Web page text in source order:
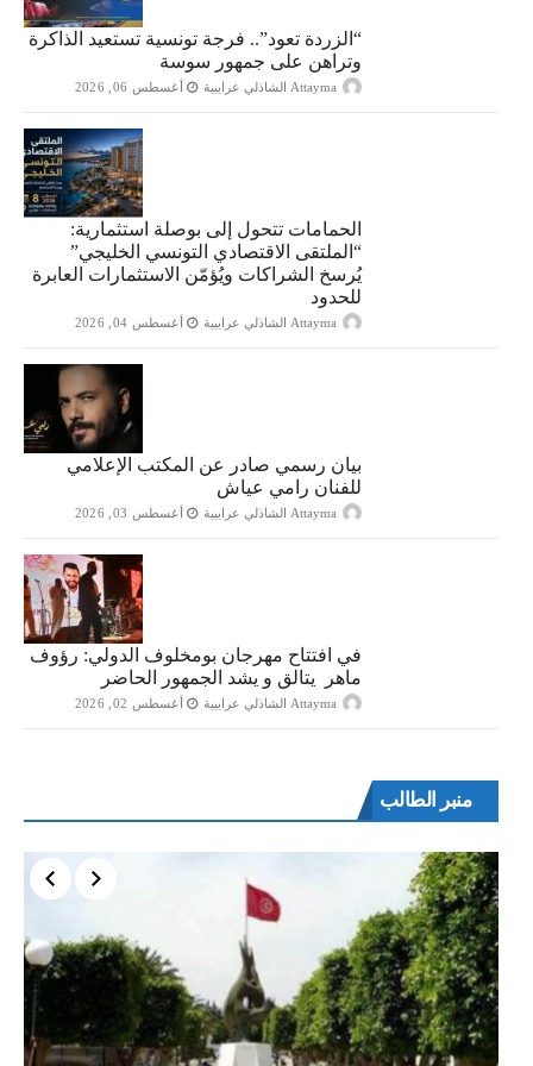
“الزردة تعود”.. فرجة تونسية تستعيد الذاكرة
وتراهن على جمهور سوسة
Attayma الشاذلي عرايبية أغسطس 06, 2026
الحمامات تتحول إلى بوصلة استثمارية:
“الملتقى الاقتصادي التونسي الخليجي”
يُرسخ الشراكات ويُؤمّن الاستثمارات العابرة
للحدود
Attayma الشاذلي عرايبية أغسطس 04, 2026
بيان رسمي صادر عن المكتب الإعلامي
للفنان رامي عياش
Attayma الشاذلي عرايبية أغسطس 03, 2026
في افتتاح مهرجان بومخلوف الدولي: رؤوف
ماهر يتالق و يشد الجمهور الحاضر
Attayma الشاذلي عرايبية أغسطس 02, 2026
منبر الطالب